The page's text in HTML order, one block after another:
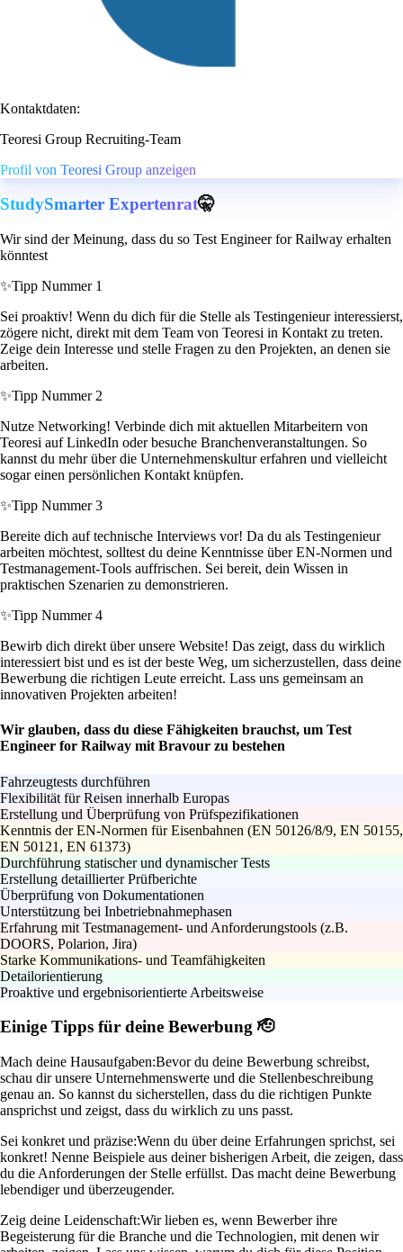
Kontaktdaten:
Teoresi Group Recruiting-Team
Profil von Teoresi Group anzeigen
StudySmarter Expertenrat🤫
Wir sind der Meinung, dass du so Test Engineer for Railway erhalten
könntest
✨Tipp Nummer 1
Sei proaktiv! Wenn du dich für die Stelle als Testingenieur interessierst,
zögere nicht, direkt mit dem Team von Teoresi in Kontakt zu treten.
Zeige dein Interesse und stelle Fragen zu den Projekten, an denen sie
arbeiten.
✨Tipp Nummer 2
Nutze Networking! Verbinde dich mit aktuellen Mitarbeitern von
Teoresi auf LinkedIn oder besuche Branchenveranstaltungen. So
kannst du mehr über die Unternehmenskultur erfahren und vielleicht
sogar einen persönlichen Kontakt knüpfen.
✨Tipp Nummer 3
Bereite dich auf technische Interviews vor! Da du als Testingenieur
arbeiten möchtest, solltest du deine Kenntnisse über EN-Normen und
Testmanagement-Tools auffrischen. Sei bereit, dein Wissen in
praktischen Szenarien zu demonstrieren.
✨Tipp Nummer 4
Bewirb dich direkt über unsere Website! Das zeigt, dass du wirklich
interessiert bist und es ist der beste Weg, um sicherzustellen, dass deine
Bewerbung die richtigen Leute erreicht. Lass uns gemeinsam an
innovativen Projekten arbeiten!
Wir glauben, dass du diese Fähigkeiten brauchst, um Test
Engineer for Railway mit Bravour zu bestehen
Fahrzeugtests durchführen
Flexibilität für Reisen innerhalb Europas
Erstellung und Überprüfung von Prüfspezifikationen
Kenntnis der EN-Normen für Eisenbahnen (EN 50126/8/9, EN 50155,
EN 50121, EN 61373)
Durchführung statischer und dynamischer Tests
Erstellung detaillierter Prüfberichte
Überprüfung von Dokumentationen
Unterstützung bei Inbetriebnahmephasen
Erfahrung mit Testmanagement- und Anforderungstools (z.B.
DOORS, Polarion, Jira)
Starke Kommunikations- und Teamfähigkeiten
Detailorientierung
Proaktive und ergebnisorientierte Arbeitsweise
Einige Tipps für deine Bewerbung 🫡
Mach deine Hausaufgaben:Bevor du deine Bewerbung schreibst,
schau dir unsere Unternehmenswerte und die Stellenbeschreibung
genau an. So kannst du sicherstellen, dass du die richtigen Punkte
ansprichst und zeigst, dass du wirklich zu uns passt.
Sei konkret und präzise:Wenn du über deine Erfahrungen sprichst, sei
konkret! Nenne Beispiele aus deiner bisherigen Arbeit, die zeigen, dass
du die Anforderungen der Stelle erfüllst. Das macht deine Bewerbung
lebendiger und überzeugender.
Zeig deine Leidenschaft:Wir lieben es, wenn Bewerber ihre
Begeisterung für die Branche und die Technologien, mit denen wir